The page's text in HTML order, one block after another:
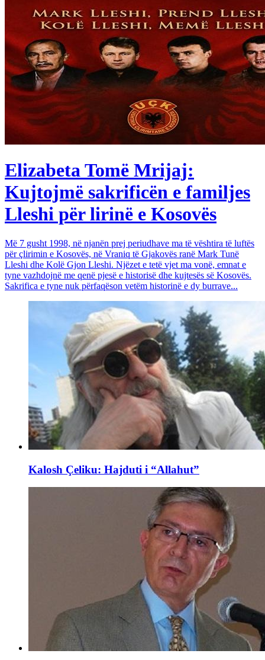
Elizabeta Tomë Mrijaj:
Kujtojmë sakrificën e familjes
Lleshi për lirinë e Kosovës
Më 7 gusht 1998, në njanën prej periudhave ma të vështira të luftës
për çlirimin e Kosovës, në Vraniq të Gjakovës ranë Mark Tunë
Lleshi dhe Kolë Gjon Lleshi. Njëzet e tetë vjet ma vonë, emnat e
tyne vazhdojnë me qenë pjesë e historisë dhe kujtesës së Kosovës.
Sakrifica e tyne nuk përfaqëson vetëm historinë e dy burrave...
Kalosh Çeliku: Hajduti i “Allahut”